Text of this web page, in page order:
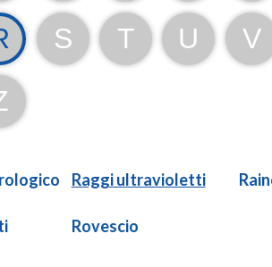
S T U V
Raggi ultravioletti
Rovescio